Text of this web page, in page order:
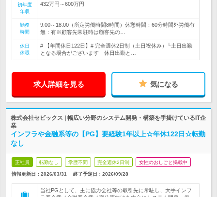
初年度
年収
432万円～600万円
勤務
時間
9:00～18:00（所定労働時間8時間）休憩時間：60分時間外労働有
無：有※顧客先常駐時は顧客先の…
休日
休暇
# 【年間休日122日】# 完全週休2日制（土日祝休み）└土日出勤
となる場合がございます 休日出勤と…
求人詳細を見る 気になる
株式会社セビックス | 幅広い分野のシステム開発・構築を手掛けているIT企
業
インフラや金融系等の【PG】要経験1年以上☆年休122日☆転勤
なし
正社員 転勤なし 学歴不問 完全週休2日制 女性のおしごと掲載中
情報更新日：2026/03/31 終了予定日： 2026/09/28
当社PGとして、主に協力会社等の取引先に常駐し、大手インフ